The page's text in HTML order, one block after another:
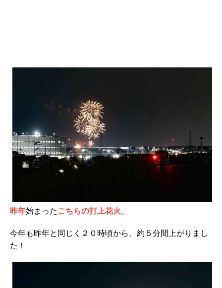
昨年始まったこちらの打上花火。
今年も昨年と同じく２０時頃から、約５分間上がりまし
た！